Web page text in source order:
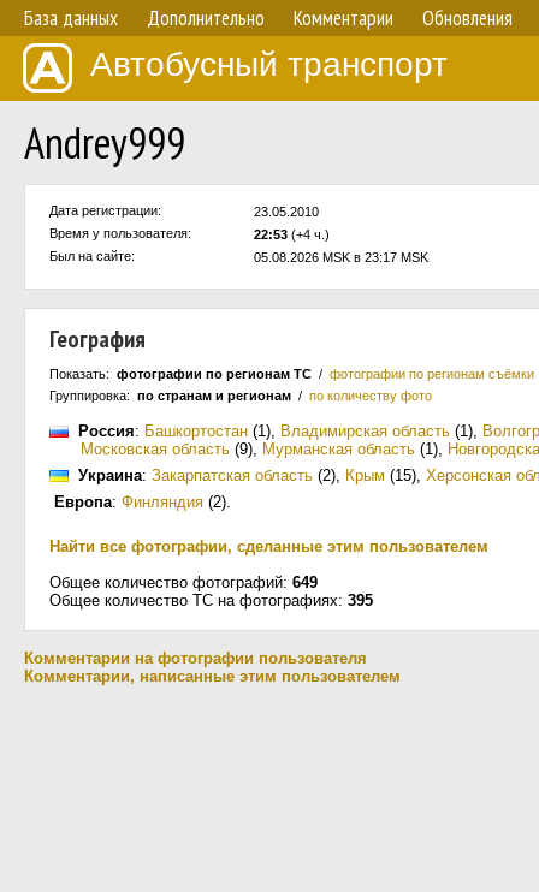
База данных Дополнительно Комментарии Обновления
Автобусный транспорт
Аndrey999
Дата регистрации:
23.05.2010
Время у пользователя:
22:53 (+4 ч.)
Был на сайте:
05.08.2026 MSK в 23:17 MSK
География
Показать: фотографии по регионам ТС / фотографии по регионам съёмки
Группировка: по странам и регионам / по количеству фото
Россия: Башкортостан (1), Владимирская область (1),
Московская область (9), Мурманская область (1),
Украина: Закарпатская область (2), Крым (15), Херсонская
Европа: Финляндия (2).
Найти все фотографии, сделанные этим пользователем
Общее количество фотографий: 649
Общее количество ТС на фотографиях: 395
Комментарии на фотографии пользователя
Комментарии, написанные этим пользователем